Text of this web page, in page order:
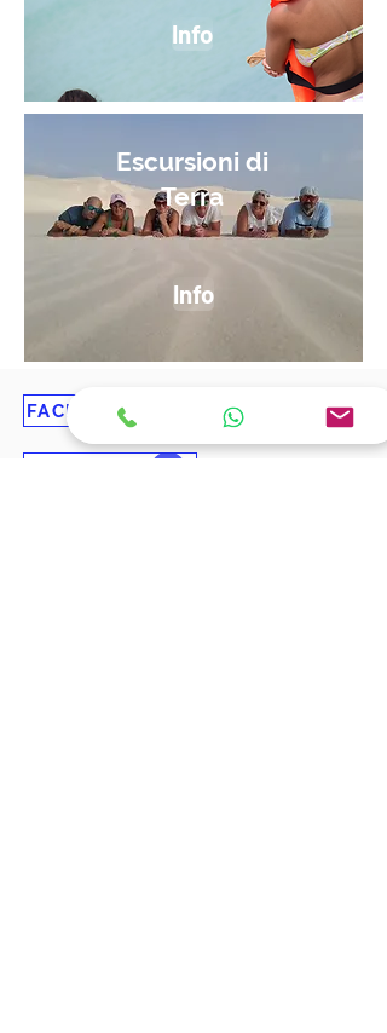
Info
Escursioni di
Terra
Info
FACEBOOK Pagina KatlantiK